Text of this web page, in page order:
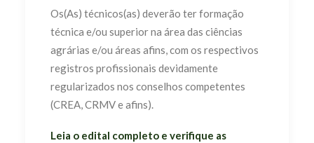
Os(As) técnicos(as) deverão ter formação
técnica e/ou superior na área das ciências
agrárias e/ou áreas afins, com os respectivos
registros profissionais devidamente
regularizados nos conselhos competentes
(CREA, CRMV e afins).
Leia o edital completo e verifique as